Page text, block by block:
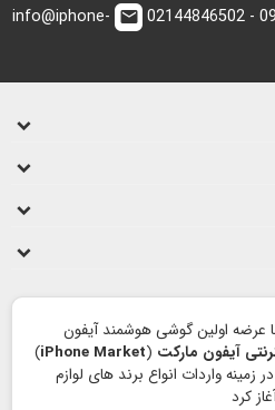
email
info@iphone-
همزمان با عرضه اولین گوشی هوشمند آیفون
آیفون مارکت (
iPhone Market
)
زمینه واردات انواع برند های لوازم
کرد